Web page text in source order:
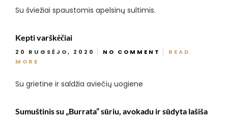
Su šviežiai spaustomis apelsinų sultimis.
Kepti varškėčiai
20 RUGSĖJO, 2020 NO COMMENT
READ
MORE
Su grietine ir saldžia aviečių uogiene
Sumuštinis su „Burrata” sūriu, avokadu ir sūdyta lašiša